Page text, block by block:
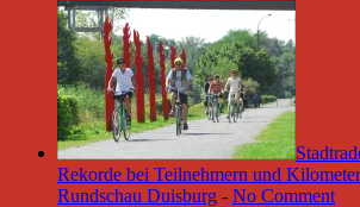
Rekorde bei Teilnehmern und
Rundschau Duisburg - No Comment